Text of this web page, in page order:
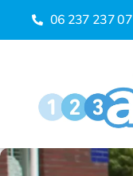
06 237 237 07